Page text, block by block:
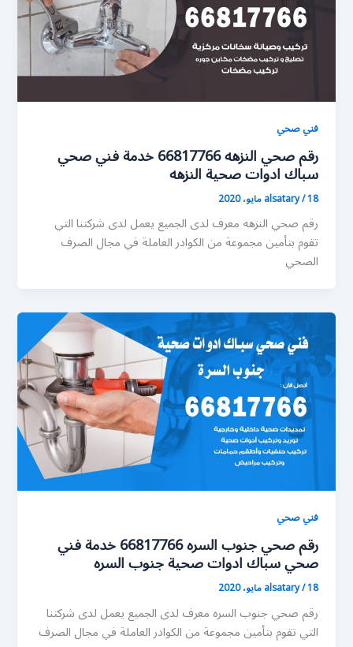
فني صحي
رقم صحي النزهه 66817766 خدمة فني صحي
سباك ادوات صحية النزهه
alsatary/18 مايو، 2020
رقم صحي النزهه معرف لدى الجميع يعمل لدى شركتنا التي
تقوم بتأمين مجموعة من الكوادر العاملة في مجال الصرف
الصحي
فني صحي
رقم صحي جنوب السره 66817766 خدمة فني
صحي سباك ادوات صحية جنوب السره
alsatary/18 مايو، 2020
رقم صحي جنوب السره معرف لدى الجميع يعمل لدى شركتنا
التي تقوم بتأمين مجموعة من الكوادر العاملة في مجال الصرف